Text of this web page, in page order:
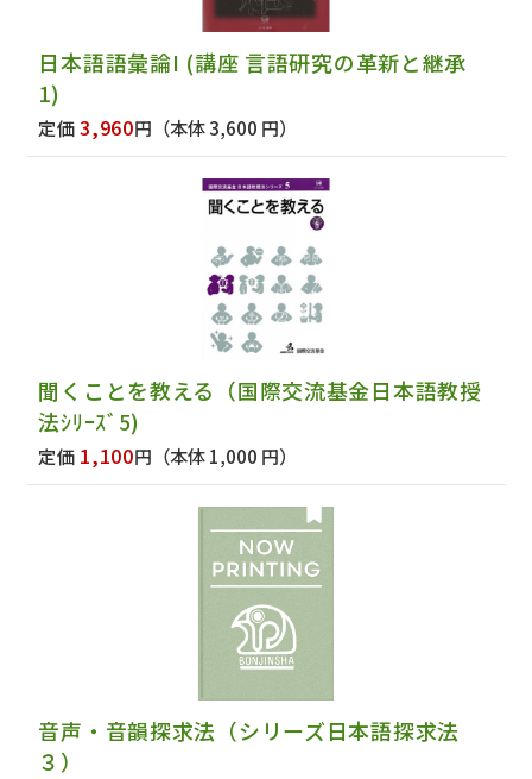
日本語語彙論I (講座 言語研究の革新と継承
1)
定価3,960円 （本体 3,600 円）
聞くことを教える（国際交流基金日本語教授
法ｼﾘｰｽﾞ5)
定価 1,100円 （本体 1,000 円）
音声・音韻探求法（シリーズ日本語探求法
３）